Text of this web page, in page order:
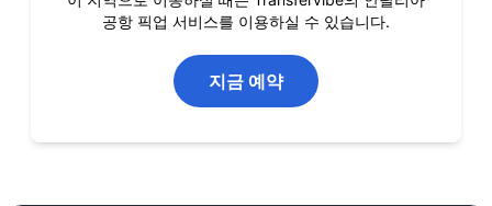
공항 픽업 서비스를 이용하실 수 있습니다.
지금 예약